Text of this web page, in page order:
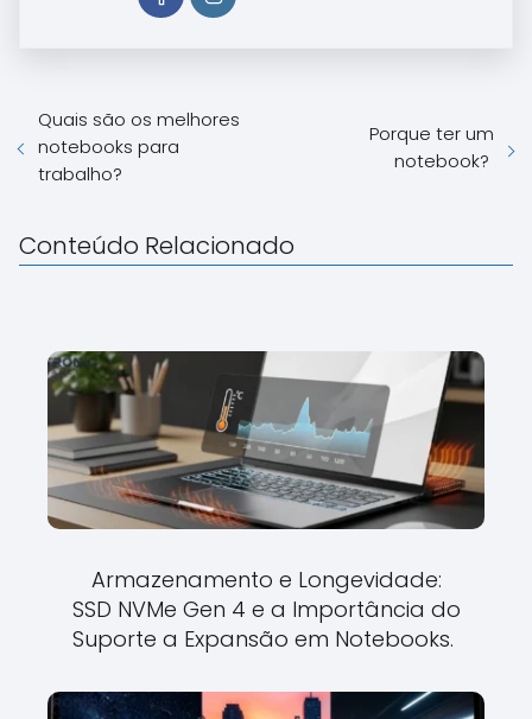
Quais são os melhores
notebooks para
trabalho?
Porque ter um
notebook?
Conteúdo Relacionado
Armazenamento e Longevidade:
SSD NVMe Gen 4 e a Importância do
Suporte a Expansão em Notebooks.